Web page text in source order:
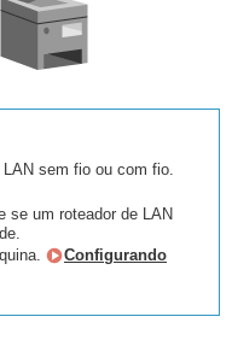
sem fio ou com fio.
se um roteador de LAN
Configurando